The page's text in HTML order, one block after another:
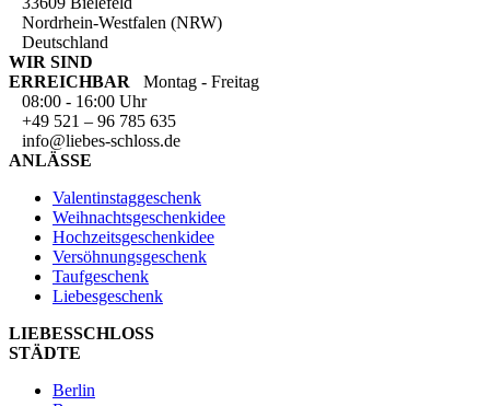
Nordrhein-Westfalen (NRW)
Deutschland
WIR SIND
ERREICHBAR
Montag - Freitag
08:00 - 16:00 Uhr
+49 521 – 96 785 635
info@liebes-schloss.de
ANLÄSSE
Valentinstaggeschenk
Weihnachtsgeschenkidee
Hochzeitsgeschenkidee
Versöhnungsgeschenk
Taufgeschenk
Liebesgeschenk
LIEBESSCHLOSS
STÄDTE
Berlin